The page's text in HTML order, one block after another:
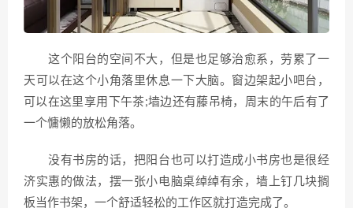
这个阳台的空间不大，但是也足够治愈系，劳累了一
天可以在这个小角落里休息一下大脑。窗边架起小吧台，
可以在这里享用下午茶;墙边还有藤吊椅，周末的午后有了
一个慵懒的放松角落。
没有书房的话，把阳台也可以打造成小书房也是很经
济实惠的做法，摆一张小电脑桌绰绰有余，墙上钉几块搁
板当作书架，一个舒适轻松的工作区就打造完成了。